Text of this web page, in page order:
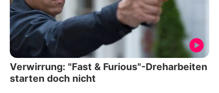
Verwirrung: "Fast & Furious"-Dreharbeiten
starten doch nicht